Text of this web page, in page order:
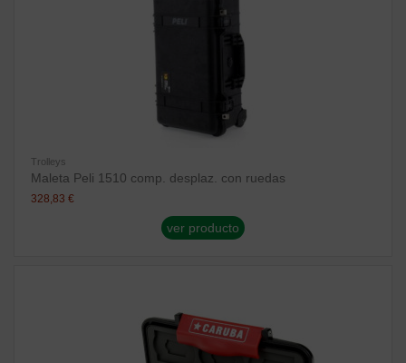
Trolleys
Maleta Peli 1510 comp. desplaz. con ruedas
328,83 €
ver producto